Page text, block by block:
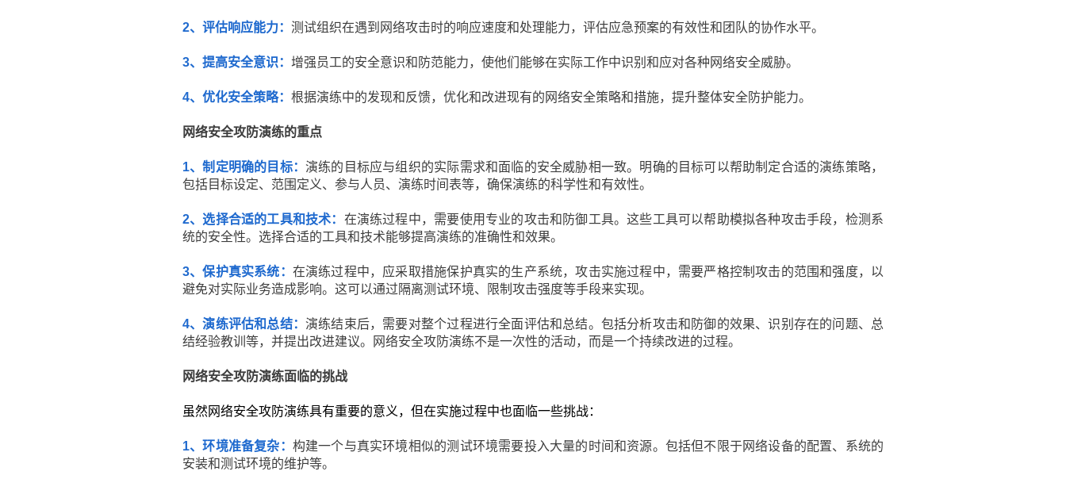
2、评估响应能力：测试组织在遇到网络攻击时的响应速度和处理能力，评估应急预案的有效性和团队的协作水平。
3、提高安全意识：增强员工的安全意识和防范能力，使他们能够在实际工作中识别和应对各种网络安全威胁。
4、优化安全策略：根据演练中的发现和反馈，优化和改进现有的网络安全策略和措施，提升整体安全防护能力。
网络安全攻防演练的重点
1、制定明确的目标：演练的目标应与组织的实际需求和面临的安全威胁相一致。明确的目标可以帮助制定合适的演练策略，
包括目标设定、范围定义、参与人员、演练时间表等，确保演练的科学性和有效性。
2、选择合适的工具和技术： 在演练过程中，需要使用专业的攻击和防御工具。这些工具可以帮助模拟各种攻击手段，检测系
统的安全性。选择合适的工具和技术能够提高演练的准确性和效果。
3、保护真实系统： 在演练过程中，应采取措施保护真实的生产系统，攻击实施过程中，需要严格控制攻击的范围和强度，以
避免对实际业务造成影响。这可以通过隔离测试环境、限制攻击强度等手段来实现。
4、演练评估和总结：演练结束后，需要对整个过程进行全面评估和总结。包括分析攻击和防御的效果、识别存在的问题、总
结经验教训等，并提出改进建议。网络安全攻防演练不是一次性的活动，而是一个持续改进的过程。
网络安全攻防演练面临的挑战
虽然网络安全攻防演练具有重要的意义，但在实施过程中也面临一些挑战：
1、环境准备复杂： 构建一个与真实环境相似的测试环境需要投入大量的时间和资源。包括但不限于网络设备的配置、系统的
安装和测试环境的维护等。